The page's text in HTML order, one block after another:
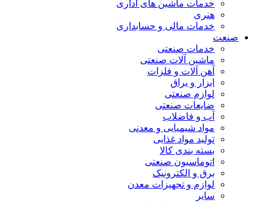
خدمات ماشین های اداری
هنری
خدمات مالی و حسابداری
صنعت
خدمات صنعتی
ماشین آلات صنعتی
آهن آلات و فلزات
ابزار و یراق
لوازم صنعتی
ضایعات صنعتی
آب و فاضلاب
مواد شیمیایی و معدنی
تولید مواد غذایی
بسته بندی کالا
اتوماسیون صنعتی
برق و الکترونیک
لوازم و تجهیزات معدن
سایر